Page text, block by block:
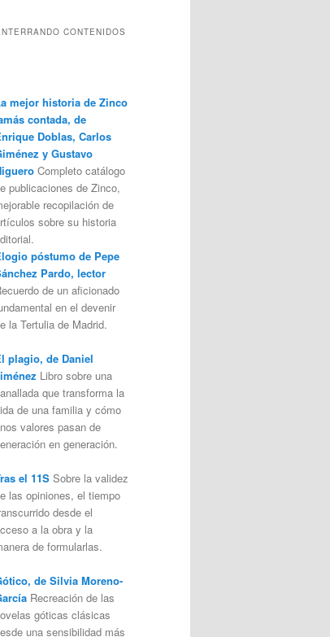
CONTENIDOS
mejor historia de Zinco
contada, de
Doblas, Carlos
y Gustavo
Completo catálogo
publicaciones de Zinco,
recopilación de
sobre su historia
póstumo de Pepe
Pardo, lector
de un aficionado
en el devenir
la Tertulia de Madrid.
plagio, de Daniel
Libro sobre una
que transforma la
de una familia y cómo
valores pasan de
en generación.
el 11SSobre la validez
las opiniones, el tiempo
desde el
a la obra y la
de formularlas.
de Silvia Moreno-
Recreación de las
góticas clásicas
una sensibilidad más